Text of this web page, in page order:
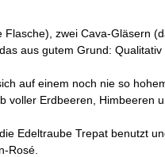
zwei Cava-Gläsern
aus gutem Grund:
auf einem noch nie so
voller Erdbeeren,
Edeltraube Trepat benutzt
Rosé.